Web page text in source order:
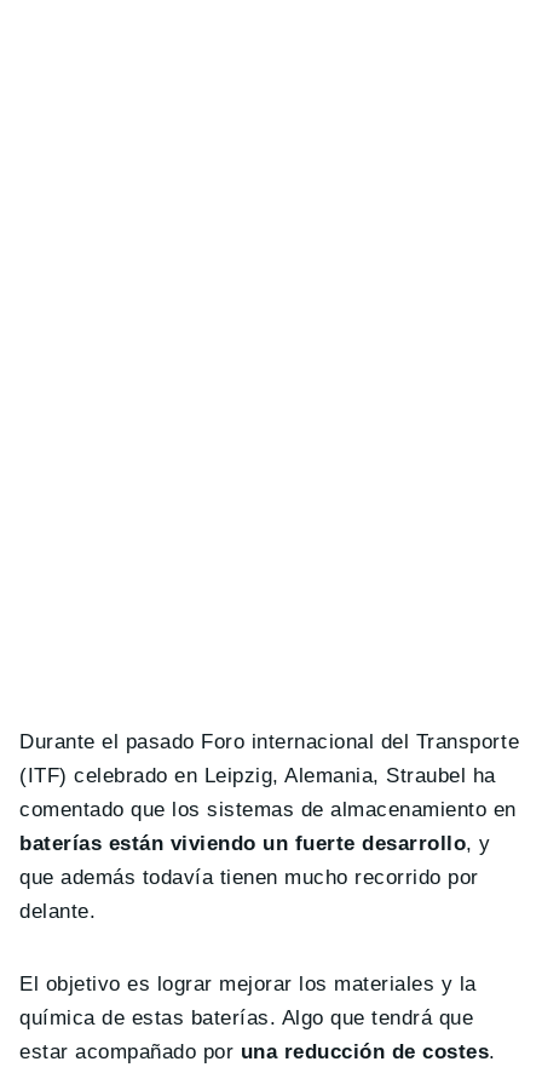
Durante el pasado Foro internacional del Transporte
(ITF) celebrado en Leipzig, Alemania, Straubel ha
comentado que los sistemas de almacenamiento en
baterías están viviendo un fuerte desarrollo, y
que además todavía tienen mucho recorrido por
delante.
El objetivo es lograr mejorar los materiales y la
química de estas baterías. Algo que tendrá que
estar acompañado por una reducción de costes.